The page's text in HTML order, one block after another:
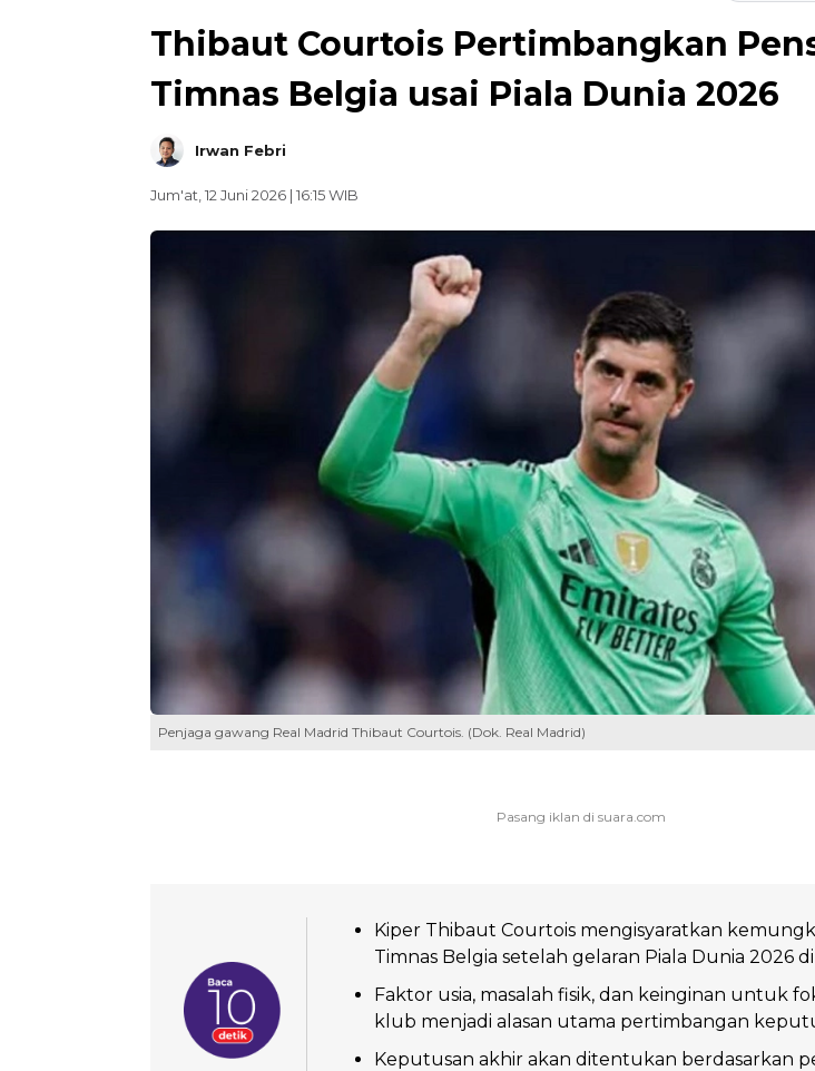
Thibaut Courtois Pertimbangkan
Timnas Belgia usai Piala Dunia 2026
Irwan Febri
Jum'at, 12 Juni 2026 | 16:15 WIB
Penjaga gawang Real Madrid Thibaut Courtois. (Dok. Real Madrid)
Kiper Thibaut Courtois mengisyaratkan
Timnas Belgia setelah gelaran Piala Dunia 2026
Faktor usia, masalah fisik, dan keinginan untuk
klub menjadi alasan utama pertimbangan
Keputusan akhir akan ditentukan berdasarkan